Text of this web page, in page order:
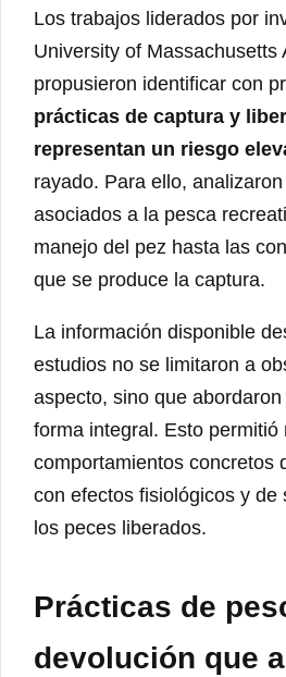
Los trabajos liderados por
University of Massachusetts
propusieron identificar con
prácticas de captura y
representan un riesgo
rayado. Para ello,
asociados a la pesca
manejo del pez hasta las
que se produce la captura.
La información disponible
estudios no se limitaron a
aspecto, sino que
forma integral. Esto permitió
comportamientos concretos
con efectos fisiológicos y de
los peces liberados.
Prácticas de
devolución que